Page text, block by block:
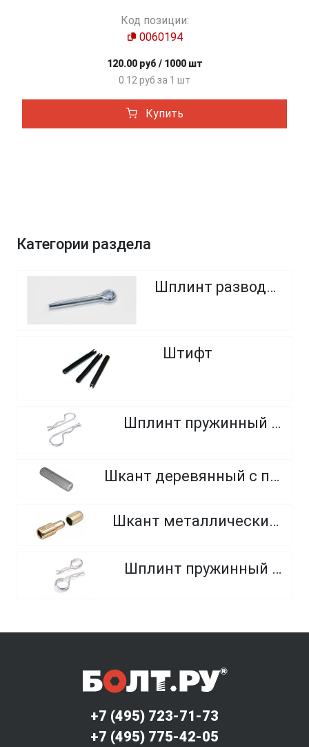
Код позиции:
0060194
120.00 руб / 1000 шт
0.12 руб за 1 шт
Купить
Категории раздела
Шплинт разводной
Штифт
Шплинт пружинный (без кольца)
Шкант деревянный с прямой нарезкой, форма A
Шкант металлический (цинковое литье)
Шплинт пружинный (с кольцом)
+7 (495) 723-71-73
+7 (495) 775-42-05